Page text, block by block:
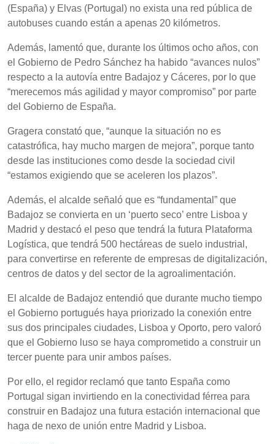
(España) y Elvas (Portugal) no exista una red pública de
autobuses cuando están a apenas 20 kilómetros.
Además, lamentó que, durante los últimos ocho años, con
el Gobierno de Pedro Sánchez ha habido “avances nulos”
respecto a la autovía entre Badajoz y Cáceres, por lo que
“merecemos más agilidad y mayor compromiso” por parte
del Gobierno de España.
Gragera constató que, “aunque la situación no es
catastrófica, hay mucho margen de mejora”, porque tanto
desde las instituciones como desde la sociedad civil
“estamos exigiendo que se aceleren los plazos”.
Además, el alcalde señaló que es “fundamental” que
Badajoz se convierta en un ‘puerto seco’ entre Lisboa y
Madrid y destacó el peso que tendrá la futura Plataforma
Logística, que tendrá 500 hectáreas de suelo industrial,
para convertirse en referente de empresas de digitalización,
centros de datos y del sector de la agroalimentación.
El alcalde de Badajoz entendió que durante mucho tiempo
el Gobierno portugués haya priorizado la conexión entre
sus dos principales ciudades, Lisboa y Oporto, pero valoró
que el Gobierno luso se haya comprometido a construir un
tercer puente para unir ambos países.
Por ello, el regidor reclamó que tanto España como
Portugal sigan invirtiendo en la conectividad férrea para
construir en Badajoz una futura estación internacional que
haga de nexo de unión entre Madrid y Lisboa.